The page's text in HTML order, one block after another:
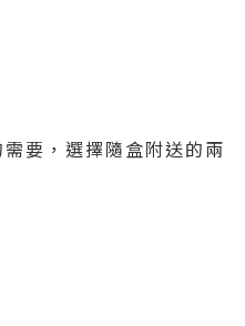
要，選擇隨盒附送的兩